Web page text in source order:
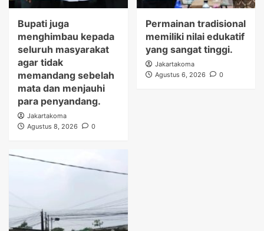
Bupati juga
menghimbau kepada
seluruh masyarakat
agar tidak
memandang sebelah
mata dan menjauhi
para penyandang.
Jakartakoma
Agustus 8, 2026
0
Permainan tradisional
memiliki nilai edukatif
yang sangat tinggi.
Jakartakoma
Agustus 6, 2026
0